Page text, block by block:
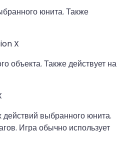
юнита. Также
X
объекта. Также действует на
выбранного юнита.
Игра обычно использует